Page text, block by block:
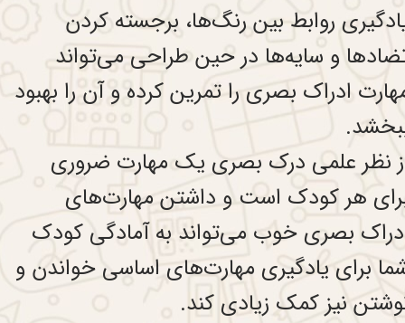
روابط بین رنگ‌ها، برجسته کردن
و سایه‌ها در حین طراحی می‌تواند
ادراک بصری را تمرین کرده و آن را بهبود
نظر علمی درک بصری یک مهارت ضروری
هر کودک است و داشتن مهارت‌های
بصری خوب می‌تواند به آمادگی کودک
برای یادگیری مهارت‌های اساسی خواندن و
نیز کمک زیادی کند.